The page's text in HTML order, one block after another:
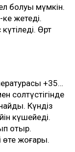
болуы мүмкін.
жетеді.
Өрт
+35…
солтүстігінде
Күндіз
күшейеді.
отыр.
өте жоғары.